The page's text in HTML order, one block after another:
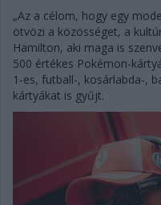
„Az a célom, hogy egy
ötvözi a közösséget, a
Hamilton, aki maga is
500 értékes Pokémon-
1-es, futball-, kosárlabda-,
kártyákat is gyűjt.